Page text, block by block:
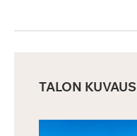
TALON KUVAUS